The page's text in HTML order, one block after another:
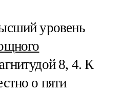
уровень
8, 4. К
о пяти